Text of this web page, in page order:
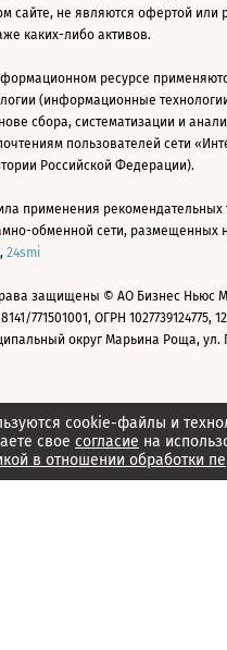
cookie-файлы и
свое согласие на
в отношении обработки
сайте, не являются офертой или
каких-либо активов.
ресурсе
(информационные
сбора, систематизации и
пользователей сети
Российской Федерации).
применения рекомендательных
обменной сети, размещенных
, 24smi
защищены © АО Бизнес Ньюс
771501001, ОГРН 1027739124775,
округ Марьина Роща, ул.